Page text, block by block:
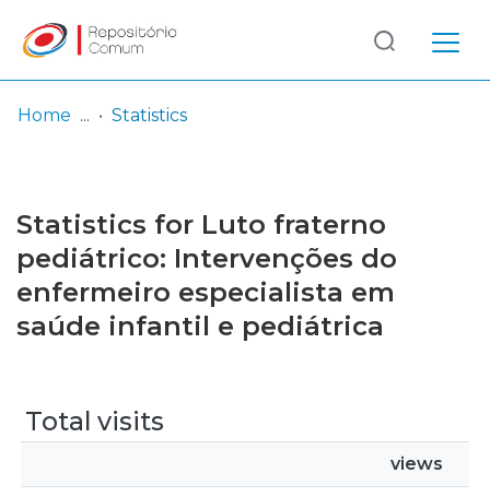
Browse repository
Entities
Log
In
(current)
Home Statistics
Statistics for Luto fraterno
pediátrico: Intervenções do
enfermeiro especialista em
saúde infantil e pediátrica
Total visits
views